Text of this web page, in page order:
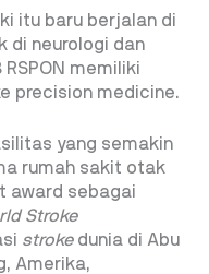
itu baru berjalan di
di neurologi dan
memiliki
precision medicine.
yang semakin
rumah sakit otak
award sebagai
Stroke
strokedunia di Abu
Amerika,